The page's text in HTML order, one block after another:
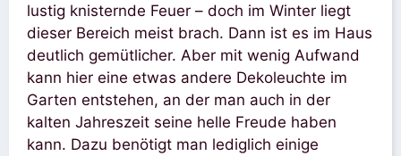
lustig knisternde Feuer – doch im Winter liegt
dieser Bereich meist brach. Dann ist es im Haus
deutlich gemütlicher. Aber mit wenig Aufwand
kann hier eine etwas andere Dekoleuchte im
Garten entstehen, an der man auch in der
kalten Jahreszeit seine helle Freude haben
kann. Dazu benötigt man lediglich einige